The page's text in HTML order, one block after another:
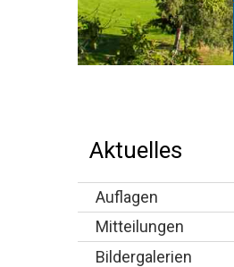
Hauptnavigation
Aktuelles
Auflagen
Mitteilungen
Bildergalerien